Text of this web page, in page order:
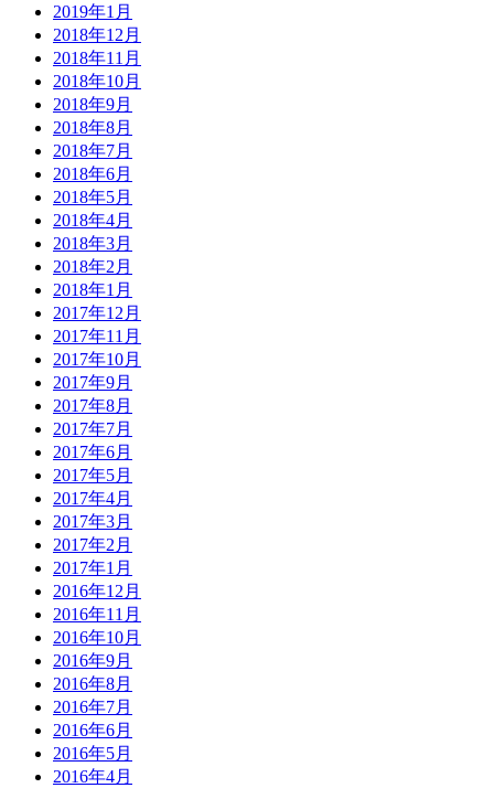
2019年1月
2018年12月
2018年11月
2018年10月
2018年9月
2018年8月
2018年7月
2018年6月
2018年5月
2018年4月
2018年3月
2018年2月
2018年1月
2017年12月
2017年11月
2017年10月
2017年9月
2017年8月
2017年7月
2017年6月
2017年5月
2017年4月
2017年3月
2017年2月
2017年1月
2016年12月
2016年11月
2016年10月
2016年9月
2016年8月
2016年7月
2016年6月
2016年5月
2016年4月